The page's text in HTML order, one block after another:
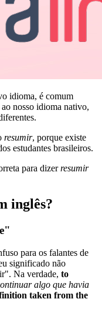
idioma, é comum
nosso idioma nativo,
resumir, porque existe
estudantes brasileiros.
para dizerresumir
inglês?
para os falantes de
significado não
Na verdade, to
algo que havia
taken from the